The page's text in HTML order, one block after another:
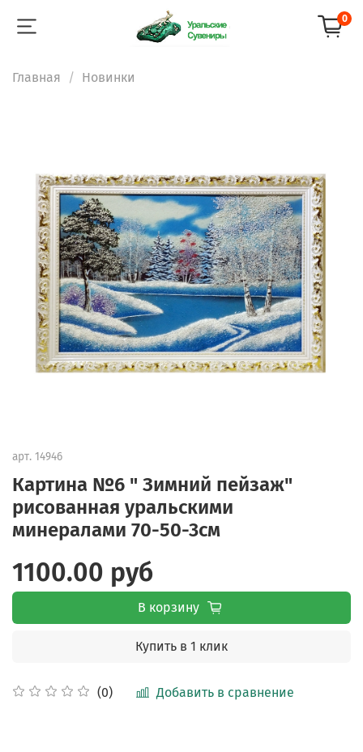
0
Главная Новинки
арт. 14946
Картина №6 " Зимний пейзаж"
рисованная уральскими
минералами 70-50-3см
(0) Добавить в сравнение
1100.00 руб
В корзину
Купить в 1 клик